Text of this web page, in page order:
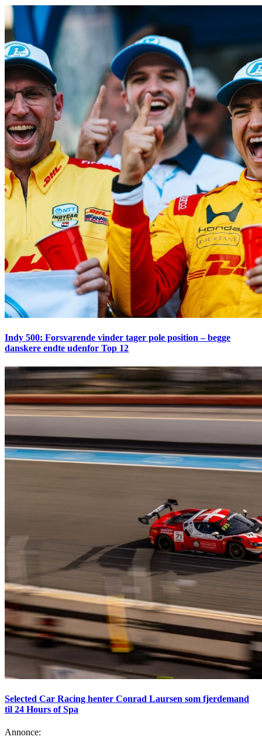
Indy 500: Forsvarende vinder tager pole position – begge
danskere endte udenfor Top 12
Selected Car Racing henter Conrad Laursen som fjerdemand
til 24 Hours of Spa
Annonce: